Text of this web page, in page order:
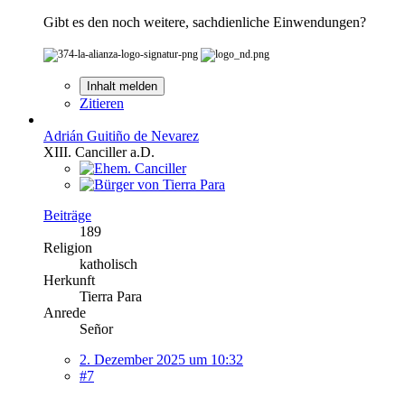
Gibt es den noch weitere, sachdienliche Einwendungen?
Inhalt melden
Zitieren
Adrián Guitiño de Nevarez
XIII. Canciller a.D.
Beiträge
189
Religion
katholisch
Herkunft
Tierra Para
Anrede
Señor
2. Dezember 2025 um 10:32
#7